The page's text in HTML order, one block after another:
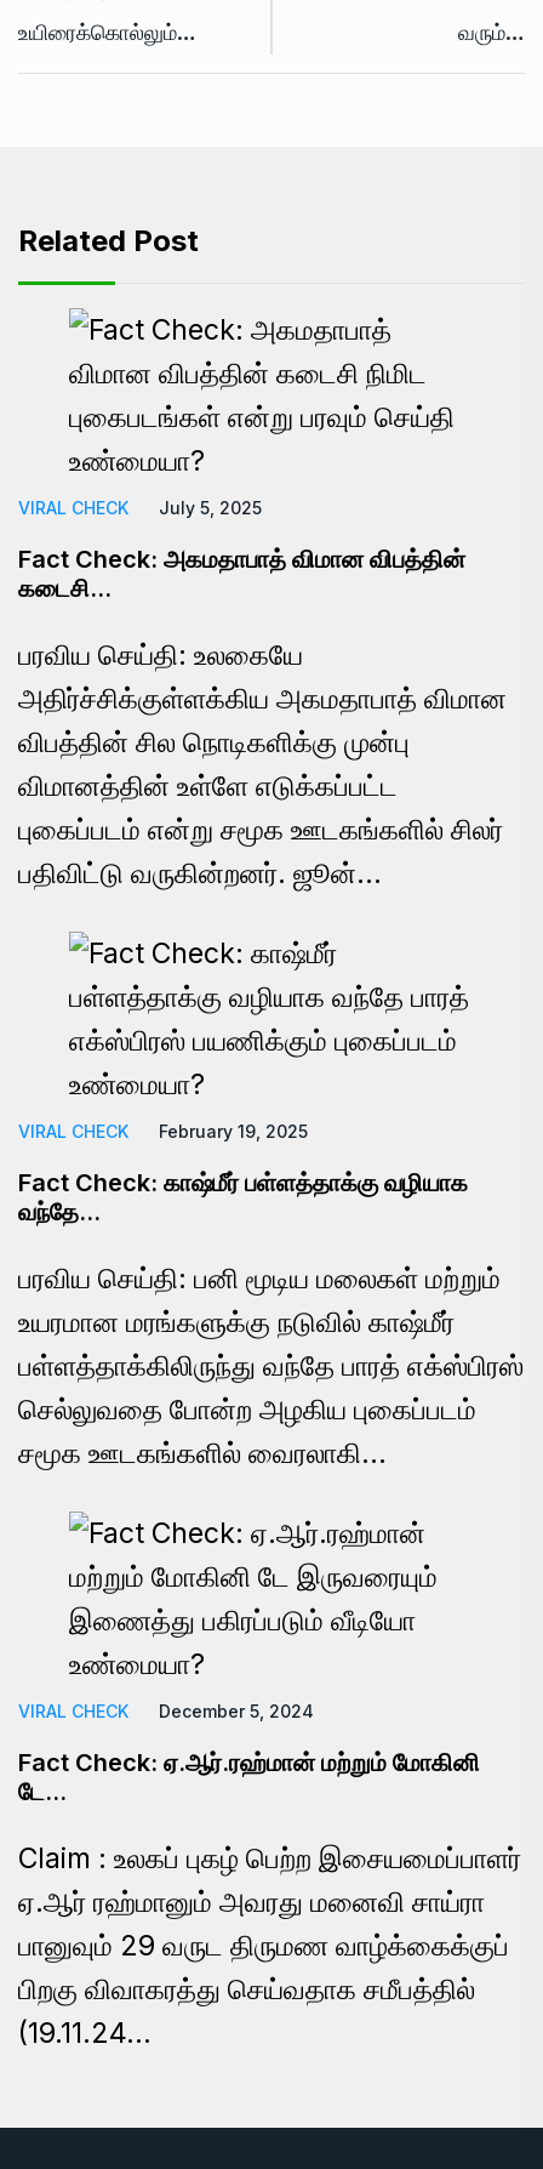
உயிரைக்கொல்லும்…
வரும்…
Related Post
VIRAL CHECK July 5, 2025
Fact Check: அகமதாபாத் விமான விபத்தின்
கடைசி…
பரவிய செய்தி: உலகையே
அதிர்ச்சிக்குள்ளக்கிய அகமதாபாத் விமான
விபத்தின் சில நொடிகளிக்கு முன்பு
விமானத்தின் உள்ளே எடுக்கப்பட்ட
புகைப்படம் என்று சமூக ஊடகங்களில் சிலர்
பதிவிட்டு வருகின்றனர். ஜூன்…
VIRAL CHECK February 19, 2025
Fact Check: காஷ்மீர் பள்ளத்தாக்கு வழியாக
வந்தே…
பரவிய செய்தி: பனி மூடிய மலைகள் மற்றும்
உயரமான மரங்களுக்கு நடுவில் காஷ்மீர்
பள்ளத்தாக்கிலிருந்து வந்தே பாரத் எக்ஸ்பிரஸ்
செல்லுவதை போன்ற அழகிய புகைப்படம்
சமூக ஊடகங்களில் வைரலாகி…
VIRAL CHECK December 5, 2024
Fact Check: ஏ.ஆர்.ரஹ்மான் மற்றும் மோகினி
டே…
Claim : உலகப் புகழ் பெற்ற இசையமைப்பாளர்
ஏ.ஆர் ரஹ்மானும் அவரது மனைவி சாய்ரா
பானுவும் 29 வருட திருமண வாழ்க்கைக்குப்
பிறகு விவாகரத்து செய்வதாக சமீபத்தில்
(19.11.24…